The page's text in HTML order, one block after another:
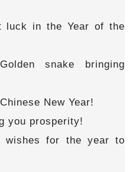
luck in the Year of the
snake bringing
New Year!
you prosperity!
wishes for the year to